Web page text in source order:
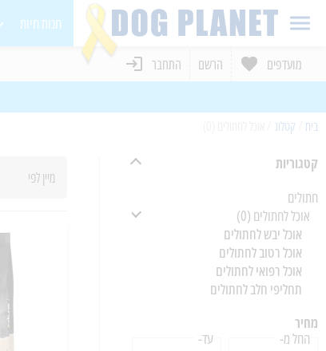
חנות חיות
בעלי כנף
מועדפים הרשם התחבר
בית קטלוג
קטגוריות
חתולים
אוכל לחתולים (0)
אוכל יבש לחתולים
אוכל רטוב לחתולים
אוכל רפואי לחתולים
תחליפי חלב לחתולים
מחיר
החל מ- עד-